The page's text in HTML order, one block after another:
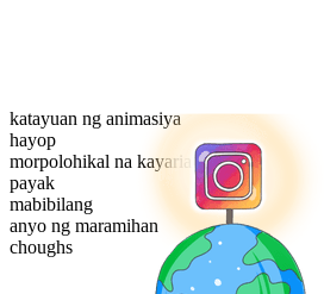
katayuan ng animasiya
hayop
morpolohikal na kayarian
payak
mabibilang
anyo ng maramihan
choughs